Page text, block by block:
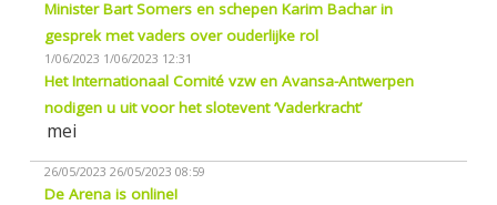
Minister Bart Somers en schepen Karim Bachar in
gesprek met vaders over ouderlijke rol
1/06/2023 1/06/2023 12:31
Het Internationaal Comité vzw en Avansa-Antwerpen
nodigen u uit voor het slotevent ‘Vaderkracht’
mei
26/05/2023 26/05/2023 08:59
De Arena is online!